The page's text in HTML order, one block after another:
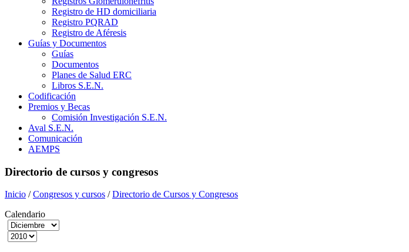
Registro de HD domiciliaria
Registro PQRAD
Registro de Aféresis
Guías y Documentos
Guías
Documentos
Planes de Salud ERC
Libros S.E.N.
Codificación
Premios y Becas
Comisión Investigación S.E.N.
Aval S.E.N.
Comunicación
AEMPS
Directorio de cursos y congresos
Inicio /Congresos y cursos /Directorio de Cursos y Congresos
Calendario